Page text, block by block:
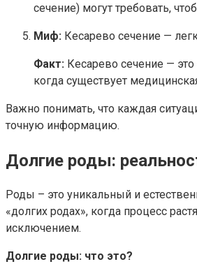
сечение) могут требовать,
Миф: Кесарево сечение —
Факт: Кесарево сечение —
когда существует
Важно понимать, что каждая
точную информацию.
Долгие роды:
Роды – это уникальный и
«долгих родах», когда процесс
исключением.
Долгие роды: что это?